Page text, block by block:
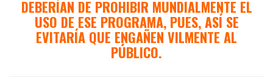
DEBERÍAN DE PROHIBIR MUNDIALMENTE EL
USO DE ESE PROGRAMA, PUES, ASÍ SE
EVITARÍA QUE ENGAÑEN VILMENTE AL
PÚBLICO.